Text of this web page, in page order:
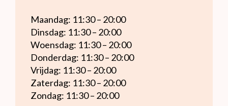
Maandag: 11:30 – 20:00
Dinsdag: 11:30 – 20:00
Woensdag: 11:30 – 20:00
Donderdag: 11:30 – 20:00
Vrijdag: 11:30 – 20:00
Zaterdag: 11:30 – 20:00
Zondag: 11:30 – 20:00